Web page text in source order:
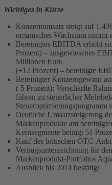
Wichtiges in Kürze
Konzernumsatz steigt auf
organisches Wachstum nimmt
Bereinigtes EBITDA erhöht
Prozent) – ausgewiesenes
Millionen Euro
(+12 Prozent) – bereinigte
Bereinigter Konzerngewinn
(-5 Prozent): Verschärfte
führen zu steuerlicher
Steueroptimierungsprogramm
Deutliche Umsatzsteigerung
Markenprodukte am
Kernsegmente beträgt 51
Kauf des britischen OTC-
Vertragsunterzeichnung für
Markenprodukt-Portfolios
Ausblick bis 2014 bestätigt